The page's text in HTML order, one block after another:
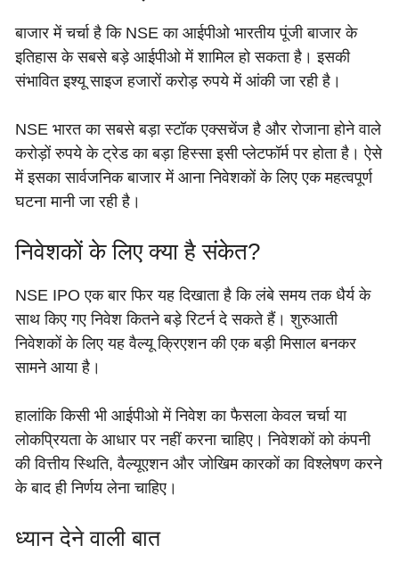
बाजार में चर्चा है कि NSE का आईपीओ भारतीय पूंजी बाजार के
इतिहास के सबसे बड़े आईपीओ में शामिल हो सकता है। इसकी
संभावित इश्यू साइज हजारों करोड़ रुपये में आंकी जा रही है।
NSE भारत का सबसे बड़ा स्टॉक एक्सचेंज है और रोजाना होने वाले
करोड़ों रुपये के ट्रेड का बड़ा हिस्सा इसी प्लेटफॉर्म पर होता है। ऐसे
में इसका सार्वजनिक बाजार में आना निवेशकों के लिए एक महत्वपूर्ण
घटना मानी जा रही है।
निवेशकों के लिए क्या है संकेत?
NSE IPO एक बार फिर यह दिखाता है कि लंबे समय तक धैर्य के
साथ किए गए निवेश कितने बड़े रिटर्न दे सकते हैं। शुरुआती
निवेशकों के लिए यह वैल्यू क्रिएशन की एक बड़ी मिसाल बनकर
सामने आया है।
हालांकि किसी भी आईपीओ में निवेश का फैसला केवल चर्चा या
लोकप्रियता के आधार पर नहीं करना चाहिए। निवेशकों को कंपनी
की वित्तीय स्थिति, वैल्यूएशन और जोखिम कारकों का विश्लेषण करने
के बाद ही निर्णय लेना चाहिए।
ध्यान देने वाली बात